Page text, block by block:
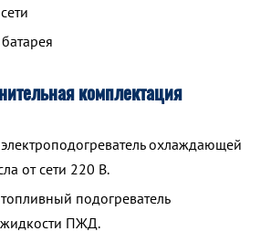
комплектация
охлаждающей
от сети 220 В.
подогреватель
ПЖД.